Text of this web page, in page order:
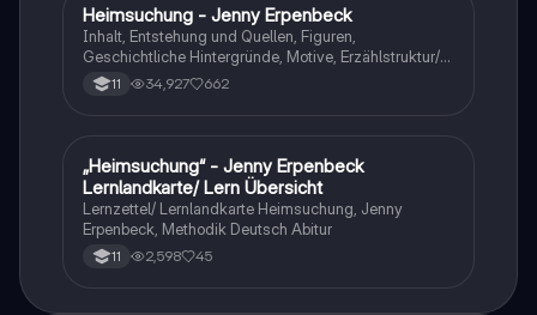
Deutsch
Heimsuchung - Jenny Erpenbeck
Inhalt, Entstehung und Quellen, Figuren,
Geschichtliche Hintergründe, Motive, Erzählstruktur/-
stil 11 34,927 662
Deutsch
„Heimsuchung“ - Jenny Erpenbeck
Lernlandkarte/ Lern Übersicht
Lernzettel/ Lernlandkarte Heimsuchung, Jenny
Erpenbeck, Methodik Deutsch Abitur
11 2,598 45